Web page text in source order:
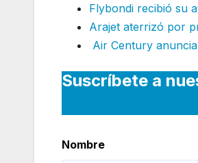
Flybondi recibió su
Arajet aterrizó por
Air Century
Suscríbete a
Nombre